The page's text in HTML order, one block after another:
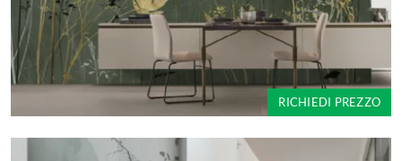
RICHIEDI PREZZO